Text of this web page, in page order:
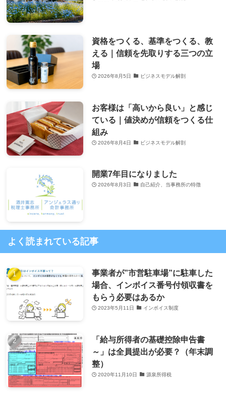
資格をつくる、基準をつくる、教
える｜信頼を先取りする三つの立
場
2026年8月5日 ビジネスモデル解剖
お客様は「高いから良い」と感じ
ている｜値決めが信頼をつくる仕
組み
2026年8月4日 ビジネスモデル解剖
開業7年目になりました
2026年8月3日 自己紹介、当事務所の特徴
よく読まれている記事
事業者が”市営駐車場”に駐車した
場合、インボイス番号付領収書を
もらう必要はあるか
2023年5月11日 インボイス制度
「給与所得者の基礎控除申告書
～」は全員提出が必要？（年末調
整）
2020年11月10日 源泉所得税